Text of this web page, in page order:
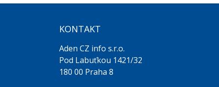
KONTAKT
Aden CZ info s.r.o.
Pod Labuťkou 1421/32
180 00 Praha 8